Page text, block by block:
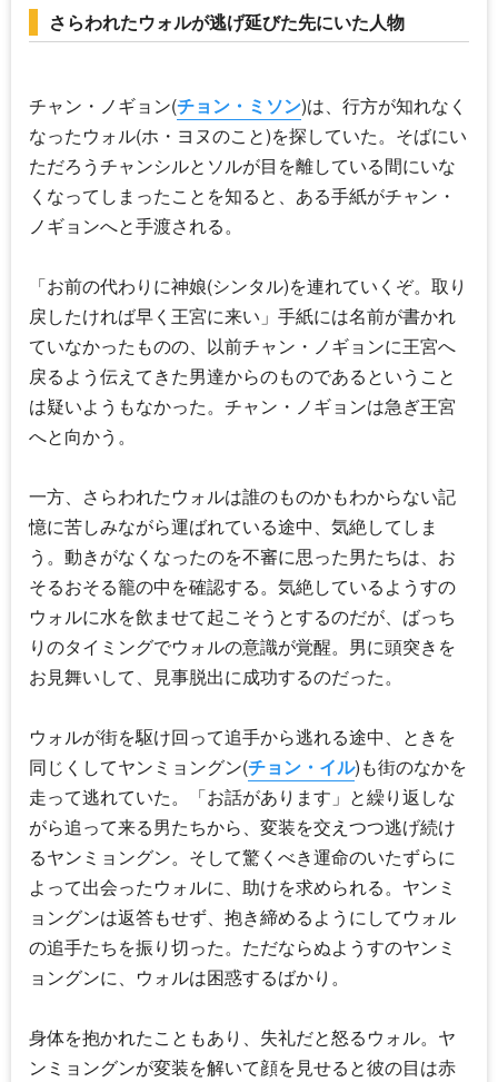
さらわれたウォルが逃げ延びた先にいた人物
チャン・ノギョン(チョン・ミソン)は、行方が知れなく
なったウォル(ホ・ヨヌのこと)を探していた。そばにい
ただろうチャンシルとソルが目を離している間にいな
くなってしまったことを知ると、ある手紙がチャン・
ノギョンへと手渡される。
「お前の代わりに神娘(シンタル)を連れていくぞ。取り
戻したければ早く王宮に来い」手紙には名前が書かれ
ていなかったものの、以前チャン・ノギョンに王宮へ
戻るよう伝えてきた男達からのものであるということ
は疑いようもなかった。チャン・ノギョンは急ぎ王宮
へと向かう。
一方、さらわれたウォルは誰のものかもわからない記
憶に苦しみながら運ばれている途中、気絶してしま
う。動きがなくなったのを不審に思った男たちは、お
そるおそる籠の中を確認する。気絶しているようすの
ウォルに水を飲ませて起こそうとするのだが、ばっち
りのタイミングでウォルの意識が覚醒。男に頭突きを
お見舞いして、見事脱出に成功するのだった。
ウォルが街を駆け回って追手から逃れる途中、ときを
同じくしてヤンミョングン(チョン・イル)も街のなかを
走って逃れていた。「お話があります」と繰り返しな
がら追って来る男たちから、変装を交えつつ逃げ続け
るヤンミョングン。そして驚くべき運命のいたずらに
よって出会ったウォルに、助けを求められる。ヤンミ
ョングンは返答もせず、抱き締めるようにしてウォル
の追手たちを振り切った。ただならぬようすのヤンミ
ョングンに、ウォルは困惑するばかり。
身体を抱かれたこともあり、失礼だと怒るウォル。ヤ
ンミョングンが変装を解いて顔を見せると彼の目は赤